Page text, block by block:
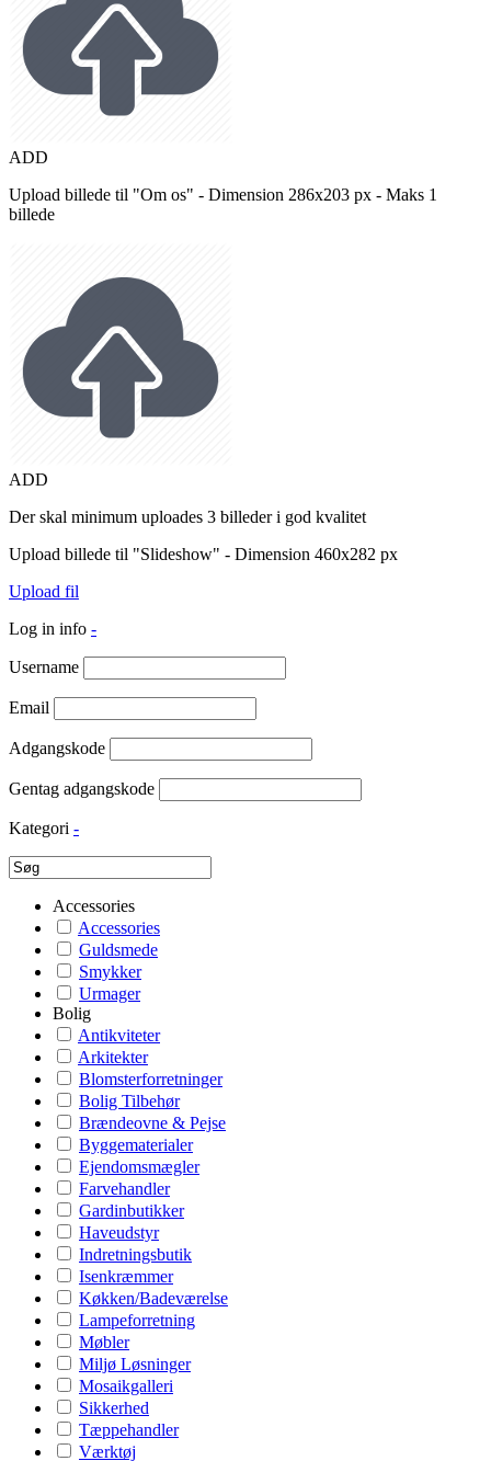
ADD
Upload billede til "Om os" - Dimension 286x203 px - Maks 1
billede
ADD
Der skal minimum uploades 3 billeder i god kvalitet
Upload billede til "Slideshow" - Dimension 460x282 px
Upload fil
Log in info -
Username
Email
Adgangskode
Gentag adgangskode
Kategori -
Accessories
Accessories
Guldsmede
Smykker
Urmager
Bolig
Antikviteter
Arkitekter
Blomsterforretninger
Bolig Tilbehør
Brændeovne & Pejse
Byggematerialer
Ejendomsmægler
Farvehandler
Gardinbutikker
Haveudstyr
Indretningsbutik
Isenkræmmer
Køkken/Badeværelse
Lampeforretning
Møbler
Miljø Løsninger
Mosaikgalleri
Sikkerhed
Tæppehandler
Værktøj